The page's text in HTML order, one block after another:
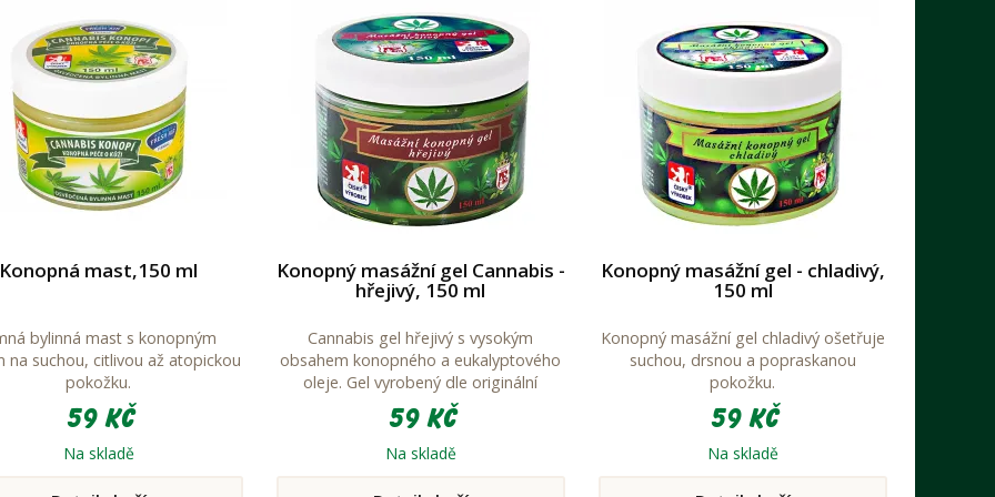
Konopná mast,150 ml
bylinná mast s konopným
na suchou, citlivou až atopickou
pokožku.
59 Kč
Na skladě
Konopný masážní gel Cannabis -
hřejivý, 150 ml
Cannabis gel hřejivý s vysokým
obsahem konopného a eukalyptového
oleje. Gel vyrobený dle originální
ověřené receptury. Velmi účinná
receptura využívá regenerační a
zvláčňující účinky konopného oleje a
udržuje plet vláčnou, hladkou, lesklou a
59 Kč
Na skladě
Konopný masážní gel - chladivý,
150 ml
Konopný masážní gel chladivý ošetřuje
suchou, drsnou a popraskanou
pokožku.
59 Kč
Na skladě